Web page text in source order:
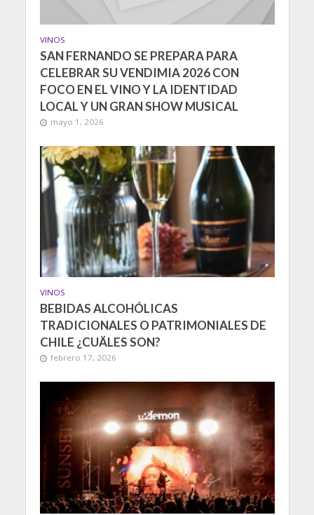
VINOS
SAN FERNANDO SE PREPARA PARA
CELEBRAR SU VENDIMIA 2026 CON
FOCO EN EL VINO Y LA IDENTIDAD
LOCAL Y UN GRAN SHOW MUSICAL
mayo 1, 2026
VINOS
BEBIDAS ALCOHÓLICAS
TRADICIONALES O PATRIMONIALES DE
CHILE ¿CUÄLES SON?
febrero 17, 2026